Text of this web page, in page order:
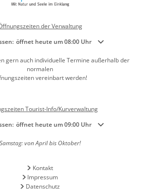
der Verwaltung
weitere Öffnungs- oder Schließzeiten auszublenden
öffnet heute um 08:00 Uhr
gern auch individuelle Termine außerhalb der
normalen
vereinbart werden!
Tourist-Info/Kurverwaltung
weitere Öffnungs- oder Schließzeiten auszublenden
öffnet heute um 09:00 Uhr
Samstag: von April bis Oktober!
Kontakt
Impressum
Datenschutz